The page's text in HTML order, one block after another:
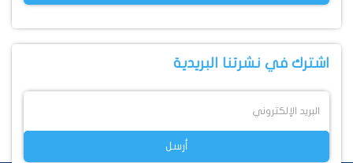
اشترك في نشرتنا البريدية